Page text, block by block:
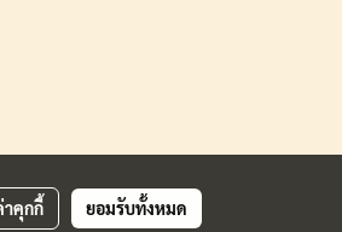
าคุกกี้ ยอมรับทั้งหมด